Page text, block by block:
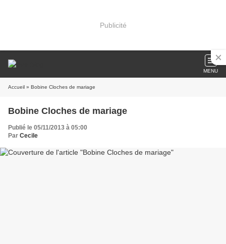
Publicité
MENU
Accueil » Bobine Cloches de mariage
Bobine Cloches de mariage
Publié le 05/11/2013 à 05:00
Par Cecile